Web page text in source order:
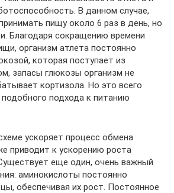
В данном случае,
пищу около 6 раз в день, но
Благодаря сокращению времени
организм атлета постоянно
которая поступает из
запасы глюкозы организм не
кортизола. Но это всего
подхода к питанию
ускоряет процесс обмена
приводит к ускорению роста
еще один, очень важный
аминокислоты постоянно
обеспечивая их рост. Постоянное